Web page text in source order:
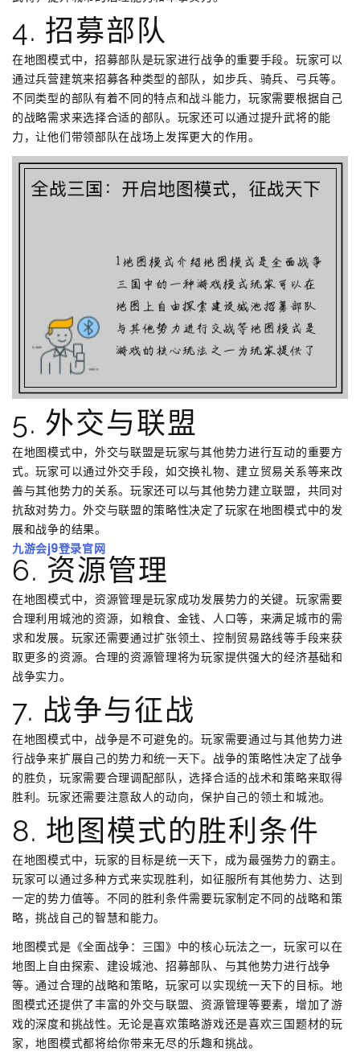
4. 招募部队
在地图模式中，招募部队是玩家进行战争的重要手段。玩家可以
通过兵营建筑来招募各种类型的部队，如步兵、骑兵、弓兵等。
不同类型的部队有着不同的特点和战斗能力，玩家需要根据自己
的战略需求来选择合适的部队。玩家还可以通过提升武将的能
力，让他们带领部队在战场上发挥更大的作用。
5. 外交与联盟
在地图模式中，外交与联盟是玩家与其他势力进行互动的重要方
式。玩家可以通过外交手段，如交换礼物、建立贸易关系等来改
善与其他势力的关系。玩家还可以与其他势力建立联盟，共同对
抗敌对势力。外交与联盟的策略性决定了玩家在地图模式中的发
展和战争的结果。
九游会j9登录官网
6. 资源管理
在地图模式中，资源管理是玩家成功发展势力的关键。玩家需要
合理利用城池的资源，如粮食、金钱、人口等，来满足城市的需
求和发展。玩家还需要通过扩张领土、控制贸易路线等手段来获
取更多的资源。合理的资源管理将为玩家提供强大的经济基础和
战争实力。
7. 战争与征战
在地图模式中，战争是不可避免的。玩家需要通过与其他势力进
行战争来扩展自己的势力和统一天下。战争的策略性决定了战争
的胜负，玩家需要合理调配部队，选择合适的战术和策略来取得
胜利。玩家还需要注意敌人的动向，保护自己的领土和城池。
8. 地图模式的胜利条件
在地图模式中，玩家的目标是统一天下，成为最强势力的霸主。
玩家可以通过多种方式来实现胜利，如征服所有其他势力、达到
一定的势力值等。不同的胜利条件需要玩家制定不同的战略和策
略，挑战自己的智慧和能力。
地图模式是《全面战争：三国》中的核心玩法之一，玩家可以在
地图上自由探索、建设城池、招募部队、与其他势力进行战争
等。通过合理的战略和策略，玩家可以实现统一天下的目标。地
图模式还提供了丰富的外交与联盟、资源管理等要素，增加了游
戏的深度和挑战性。无论是喜欢策略游戏还是喜欢三国题材的玩
家，地图模式都将给你带来无尽的乐趣和挑战。